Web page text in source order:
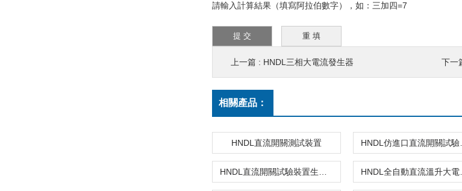
請輸入計算結果（填寫阿拉伯數字），如：三加四=7
上一篇 : HNDL三相大電流發生器 下一
相關產品：
HNDL直流開關測試裝置